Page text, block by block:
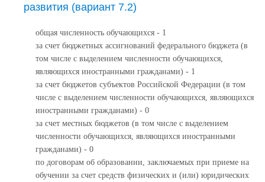
развития (вариант 7.2)
общая численность обучающихся - 1
за счет бюджетных ассигнований федерального бюджета (в
том числе с выделением численности обучающихся,
являющихся иностранными гражданами) - 1
за счет бюджетов субъектов Российской Федерации (в том
числе с выделением численности обучающихся, являющихся
иностранными гражданами) - 0
за счет местных бюджетов (в том числе с выделением
численности обучающихся, являющихся иностранными
гражданами) - 0
по договорам об образовании, заключаемых при приеме на
обучении за счет средств физических и (или) юридических